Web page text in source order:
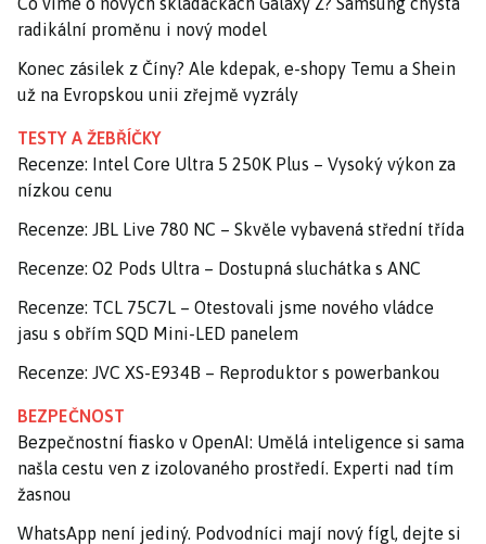
radikální proměnu i nový model
Konec zásilek z Číny? Ale kdepak, e-shopy Temu a Shein
už na Evropskou unii zřejmě vyzrály
TESTY A ŽEBŘÍČKY
Recenze: Intel Core Ultra 5 250K Plus – Vysoký výkon za
nízkou cenu
Recenze: JBL Live 780 NC – Skvěle vybavená střední třída
Recenze: O2 Pods Ultra – Dostupná sluchátka s ANC
Recenze: TCL 75C7L – Otestovali jsme nového vládce
jasu s obřím SQD Mini-LED panelem
Recenze: JVC XS-E934B – Reproduktor s powerbankou
BEZPEČNOST
Bezpečnostní fiasko v OpenAI: Umělá inteligence si sama
našla cestu ven z izolovaného prostředí. Experti nad tím
žasnou
WhatsApp není jediný. Podvodníci mají nový fígl, dejte si